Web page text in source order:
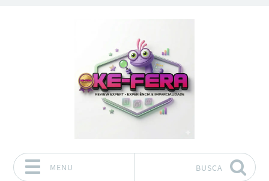
MENU BUSCA